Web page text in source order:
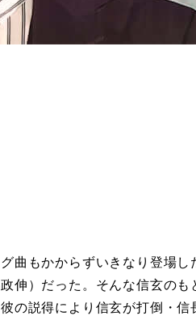
曲もかからずいきなり登場し
伸）だった。そんな信玄のも
の説得により信玄が打倒・信